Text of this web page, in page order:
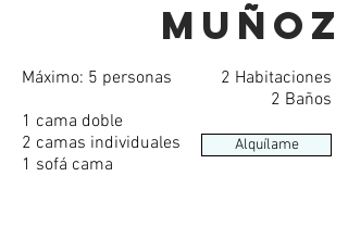
Muñoz
Máximo: 5 personas
1 cama doble
2 camas individuales
1 sofá cama
Alquílame
2 Habitaciones
2 Baños